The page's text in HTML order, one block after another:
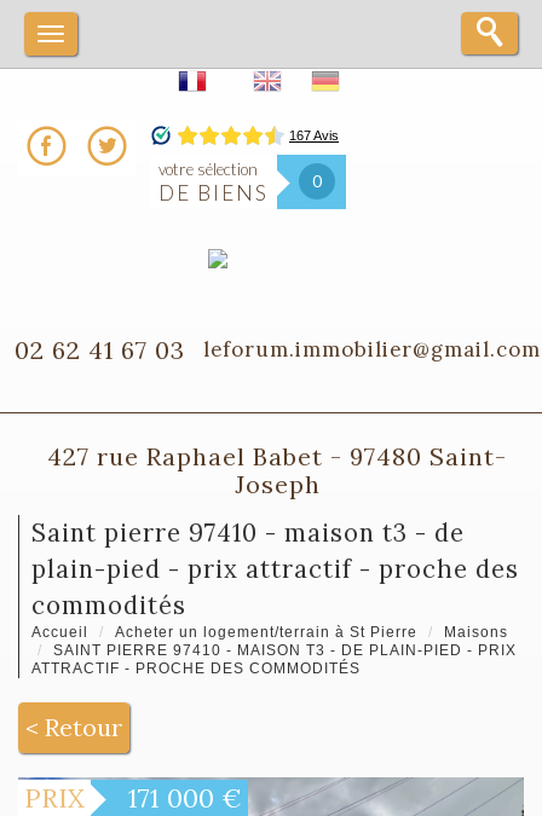
votre sélection
DE BIENS 0
02 62 41 67 03 leforum.immobilier@gmail.com
427 rue Raphael Babet - 97480 Saint-
Joseph
saint pierre 97410 - maison t3 - de
plain-pied - prix attractif - proche des
commodités
Accueil Acheter un logement/terrain à St Pierre
Maisons
SAINT PIERRE 97410 - MAISON T3 - DE PLAIN-PIED - PRIX
ATTRACTIF - PROCHE DES COMMODITÉS
< Retour
PRIX 171 000 €